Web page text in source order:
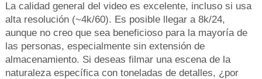
La calidad general del video es excelente, incluso si usa
alta resolución (~4k/60). Es posible llegar a 8k/24,
aunque no creo que sea beneficioso para la mayoría de
las personas, especialmente sin extensión de
almacenamiento. Si deseas filmar una escena de la
naturaleza específica con toneladas de detalles, ¿por